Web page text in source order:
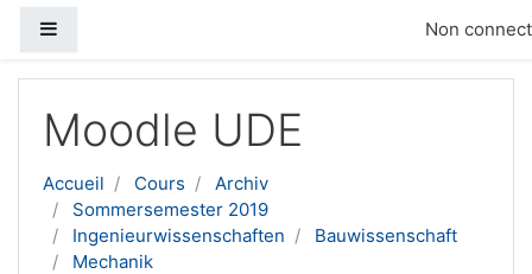
Non
Moodle UDE
Accueil Cours
Archiv
Sommersemester 2019
Ingenieurwissenschaften
Bauwissenschaft
Mechanik